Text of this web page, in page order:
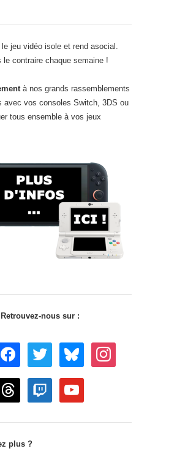
jeu vidéo isole et rend asocial.
le contraire chaque semaine !
à nos grands rassemblements
avec vos consoles Switch, 3DS ou
tous ensemble à vos jeux
Retrouvez-nous sur :
facebook twitter bluesky instagram
threads twitch youtube
plus ?